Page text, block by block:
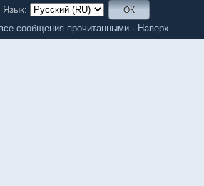
Язык:
сообщения прочитанными· Наверх